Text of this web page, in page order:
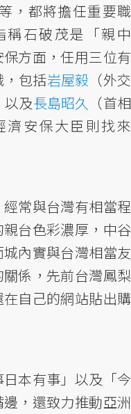
，都將擔任重要職
石破茂是「親中
方面，任用三位有
包括岩屋毅 （外交
以及長島昭久 （首相
濟安保大臣則找來
常與台灣有相當程
台色彩濃厚，中谷
內實與台灣相當友
係，先前台灣鳳梨
自己的網站貼出購
本有事」以及「今
，還致力推動亞洲